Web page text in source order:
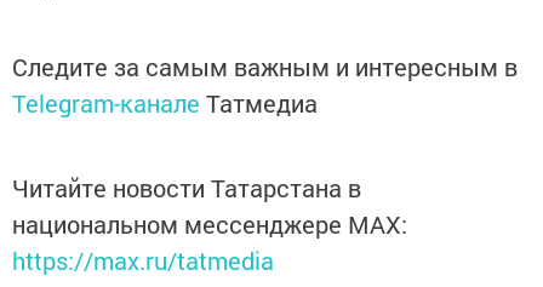
Следите за самым важным и интересным в
Telegram-канале Татмедиа
Читайте новости Татарстана в
национальном мессенджере MАХ:
https://max.ru/tatmedia